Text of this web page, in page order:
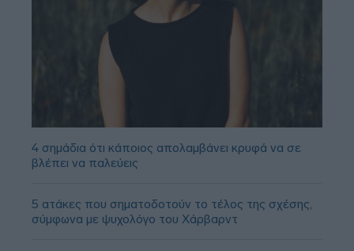
4 σημάδια ότι κάποιος απολαμβάνει κρυφά να σε
βλέπει να παλεύεις
5 ατάκες που σηματοδοτούν το τέλος της σχέσης,
σύμφωνα με ψυχολόγο του Χάρβαρντ